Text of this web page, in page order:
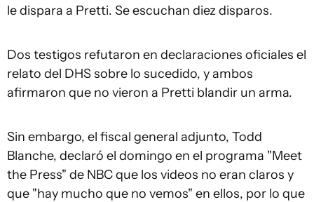
le dispara a Pretti. Se escuchan diez disparos.
Dos testigos refutaron en declaraciones oficiales el
relato del DHS sobre lo sucedido, y ambos
afirmaron que no vieron a Pretti blandir un arma.
Sin embargo, el fiscal general adjunto, Todd
Blanche, declaró el domingo en el programa "Meet
the Press" de NBC que los videos no eran claros y
que "hay mucho que no vemos" en ellos, por lo que